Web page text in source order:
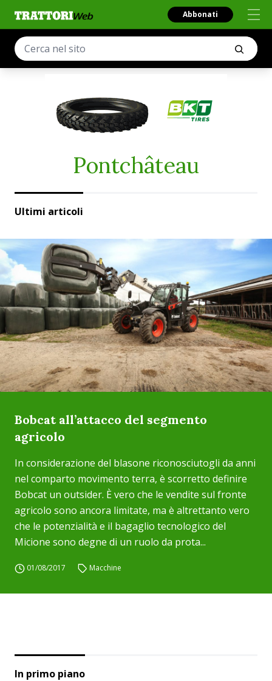
Abbonati
Pontchâteau
Ultimi articoli
Bobcat all’attacco del segmento
agricolo
In considerazione del blasone riconosciutogli da anni
nel comparto movimento terra, è scorretto definire
Bobcat un outsider. È vero che le vendite sul fronte
agricolo sono ancora limitate, ma è altrettanto vero
che le potenzialità e il bagaglio tecnologico del
Micione sono degne di un ruolo da prota...
01/08/2017 Macchine
In primo piano